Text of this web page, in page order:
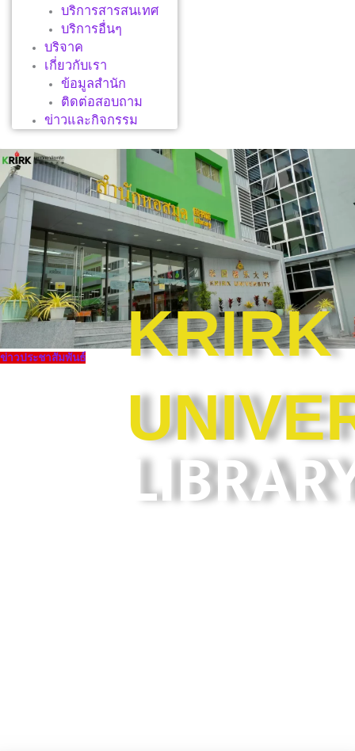
บริการสารสนเทศ
บริการอื่นๆ
บริจาค
เกี่ยวกับเรา
ข้อมูลสำนัก
ติดต่อสอบถาม
ข่าวและกิจกรรม
ข่าวประชาสัมพันธ์
KRIRK